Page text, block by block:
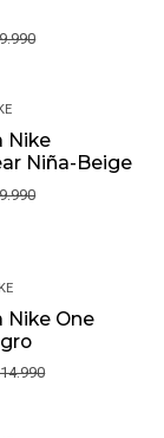
Nike
Niña-Beige
Nike One